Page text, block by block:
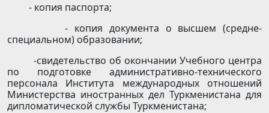
- копия паспорта;
- копия документа о высшем (средне-
специальном) образовании;
-свидетельство об окончании Учебного центра
по подготовке административно-технического
персонала Института международных отношений
Министерства иностранных дел Туркменистана для
дипломатической службы Туркменистана;